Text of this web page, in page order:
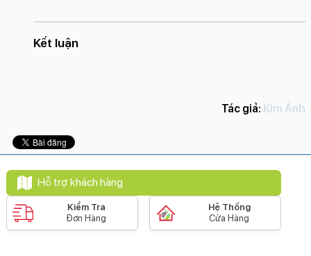
Kết luận
Tác giả: Kim Ánh
Hỗ trợ khách hàng
Kiểm Tra
Đơn Hàng
Hệ Thống
Cửa Hàng